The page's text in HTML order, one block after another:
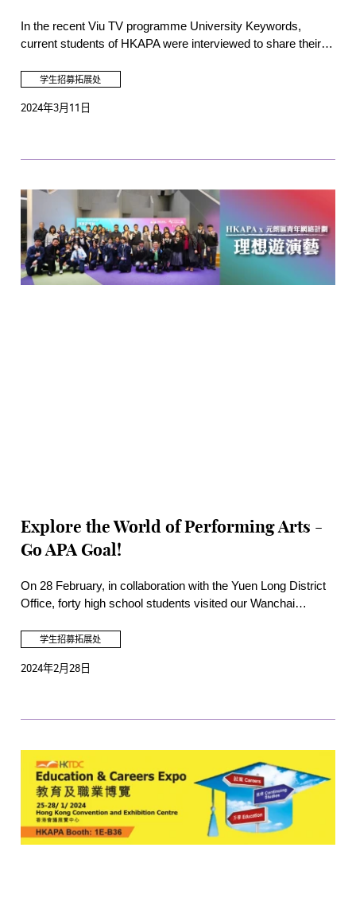
In the recent Viu TV programme University Keywords,
current students of HKAPA were interviewed to share their
they learnt from their study, and the advantages of studying
学生招募拓展处
2024年3月11日
Explore the World of Performing Arts -
Go APA Goal!
On 28 February, in collaboration with the Yuen Long District
Office, forty high school students visited our Wanchai
School of Theatre and Entertainment Arts from Ash Ng,
exciting campus tour of our performance venues and
学生招募拓展处
2024年2月28日